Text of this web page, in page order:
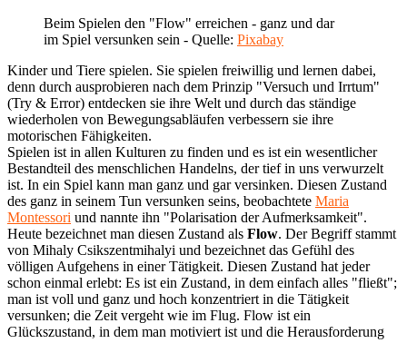
Beim Spielen den "Flow" erreichen - ganz und dar
im Spiel versunken sein - Quelle: Pixabay
Kinder und Tiere spielen. Sie spielen freiwillig und lernen dabei,
denn durch ausprobieren nach dem Prinzip "Versuch und Irrtum"
(Try & Error) entdecken sie ihre Welt und durch das ständige
wiederholen von Bewegungsabläufen verbessern sie ihre
motorischen Fähigkeiten.
Spielen ist in allen Kulturen zu finden und es ist ein wesentlicher
Bestandteil des menschlichen Handelns, der tief in uns verwurzelt
ist. In ein Spiel kann man ganz und gar versinken. Diesen Zustand
des ganz in seinem Tun versunken seins, beobachtete Maria
Montessori und nannte ihn "Polarisation der Aufmerksamkeit".
Heute bezeichnet man diesen Zustand als Flow. Der Begriff stammt
von Mihaly Csikszentmihalyi und bezeichnet das Gefühl des
völligen Aufgehens in einer Tätigkeit. Diesen Zustand hat jeder
schon einmal erlebt: Es ist ein Zustand, in dem einfach alles "fließt";
man ist voll und ganz und hoch konzentriert in die Tätigkeit
versunken; die Zeit vergeht wie im Flug. Flow ist ein
Glückszustand, in dem man motiviert ist und die Herausforderung